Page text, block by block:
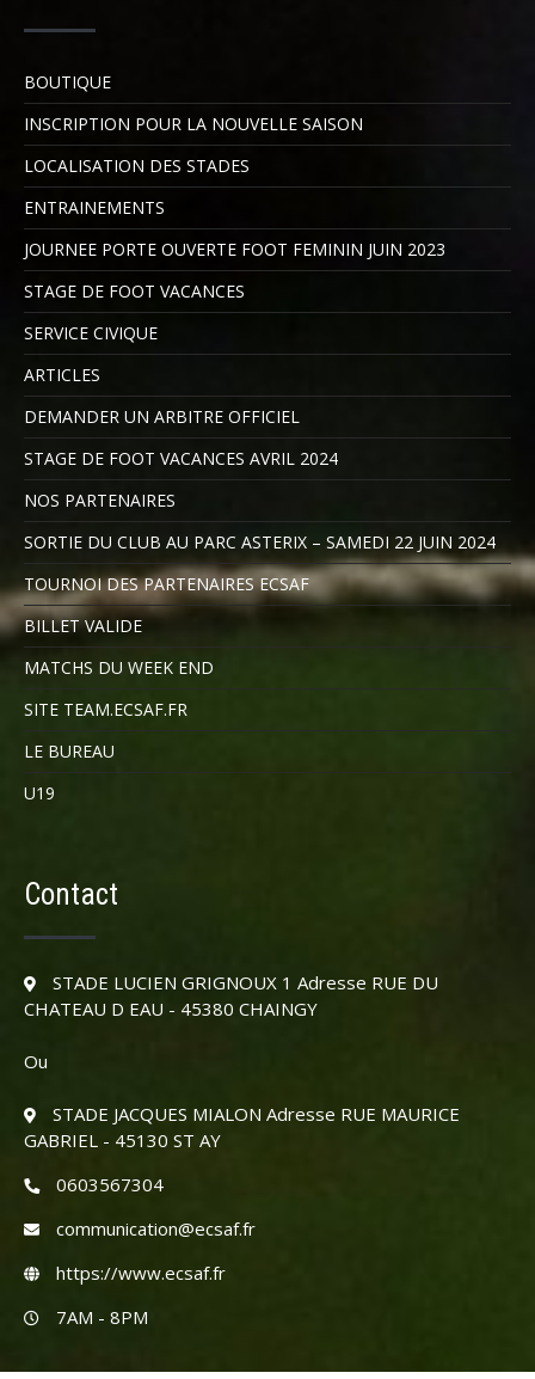
BOUTIQUE
INSCRIPTION POUR LA NOUVELLE SAISON
LOCALISATION DES STADES
ENTRAINEMENTS
JOURNEE PORTE OUVERTE FOOT FEMININ JUIN 2023
STAGE DE FOOT VACANCES
SERVICE CIVIQUE
ARTICLES
DEMANDER UN ARBITRE OFFICIEL
STAGE DE FOOT VACANCES AVRIL 2024
NOS PARTENAIRES
SORTIE DU CLUB AU PARC ASTERIX – SAMEDI 22 JUIN 2024
TOURNOI DES PARTENAIRES ECSAF
BILLET VALIDE
MATCHS DU WEEK END
SITE TEAM.ECSAF.FR
LE BUREAU
U19
Contact
STADE LUCIEN GRIGNOUX 1 Adresse RUE DU
CHATEAU D EAU - 45380 CHAINGY
Ou
STADE JACQUES MIALON Adresse RUE MAURICE
GABRIEL - 45130 ST AY
0603567304
communication@ecsaf.fr
https://www.ecsaf.fr
7AM - 8PM